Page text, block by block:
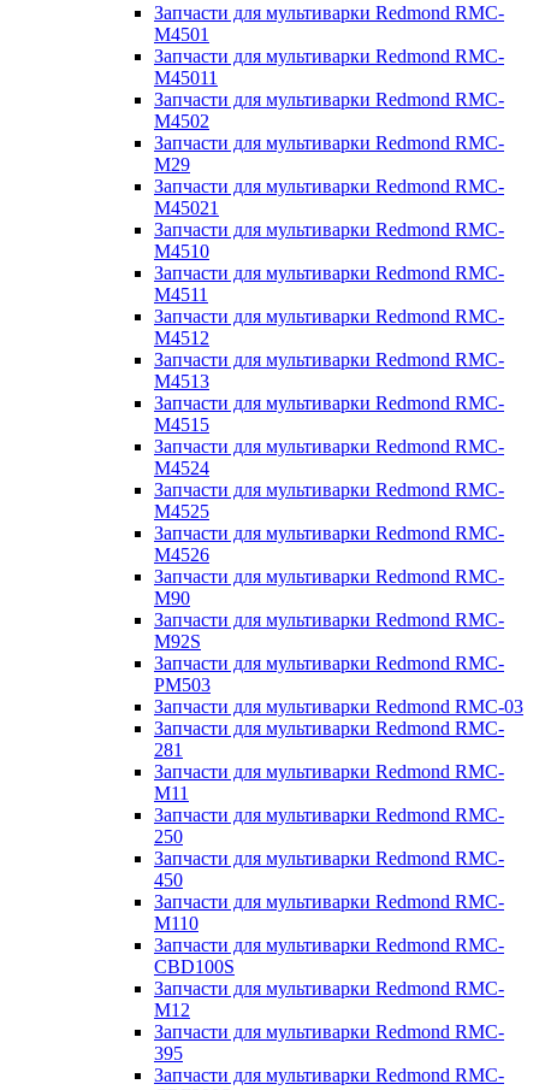
Запчасти для мультиварки Redmond RMC-
M4501
Запчасти для мультиварки Redmond RMC-
M45011
Запчасти для мультиварки Redmond RMC-
M4502
Запчасти для мультиварки Redmond RMC-
M29
Запчасти для мультиварки Redmond RMC-
M45021
Запчасти для мультиварки Redmond RMC-
M4510
Запчасти для мультиварки Redmond RMC-
M4511
Запчасти для мультиварки Redmond RMC-
M4512
Запчасти для мультиварки Redmond RMC-
M4513
Запчасти для мультиварки Redmond RMC-
M4515
Запчасти для мультиварки Redmond RMC-
M4524
Запчасти для мультиварки Redmond RMC-
M4525
Запчасти для мультиварки Redmond RMC-
M4526
Запчасти для мультиварки Redmond RMC-
M90
Запчасти для мультиварки Redmond RMC-
M92S
Запчасти для мультиварки Redmond RMC-
PM503
Запчасти для мультиварки Redmond RMC-03
Запчасти для мультиварки Redmond RMC-
281
Запчасти для мультиварки Redmond RMC-
M11
Запчасти для мультиварки Redmond RMC-
250
Запчасти для мультиварки Redmond RMC-
450
Запчасти для мультиварки Redmond RMC-
M110
Запчасти для мультиварки Redmond RMC-
CBD100S
Запчасти для мультиварки Redmond RMC-
M12
Запчасти для мультиварки Redmond RMC-
395
Запчасти для мультиварки Redmond RMC-